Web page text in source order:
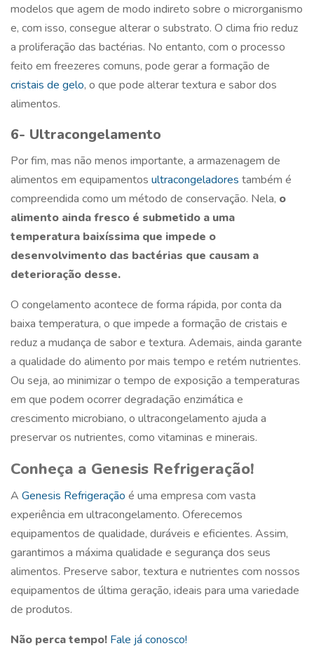
modelos que agem de modo indireto sobre o microrganismo
e, com isso, consegue alterar o substrato. O clima frio reduz
a proliferação das bactérias. No entanto, com o processo
feito em freezeres comuns, pode gerar a formação de
cristais de gelo, o que pode alterar textura e sabor dos
alimentos.
6- Ultracongelamento
Por fim, mas não menos importante, a armazenagem de
alimentos em equipamentos ultracongeladores também é
compreendida como um método de conservação. Nela, o
alimento ainda fresco é submetido a uma
temperatura baixíssima que impede o
desenvolvimento das bactérias que causam a
deterioração desse.
O congelamento acontece de forma rápida, por conta da
baixa temperatura, o que impede a formação de cristais e
reduz a mudança de sabor e textura. Ademais, ainda garante
a qualidade do alimento por mais tempo e retém nutrientes.
Ou seja, ao minimizar o tempo de exposição a temperaturas
em que podem ocorrer degradação enzimática e
crescimento microbiano, o ultracongelamento ajuda a
preservar os nutrientes, como vitaminas e minerais.
Conheça a Genesis Refrigeração!
A Genesis Refrigeração é uma empresa com vasta
experiência em ultracongelamento. Oferecemos
equipamentos de qualidade, duráveis e eficientes. Assim,
garantimos a máxima qualidade e segurança dos seus
alimentos. Preserve sabor, textura e nutrientes com nossos
equipamentos de última geração, ideais para uma variedade
de produtos.
Não perca tempo! Fale já conosco!